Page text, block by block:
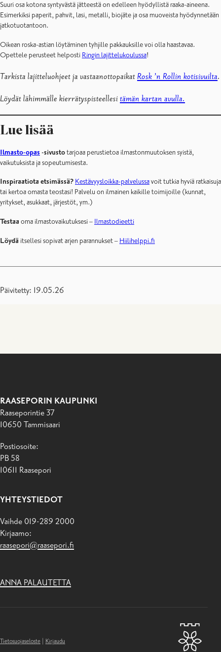
Suuri osa kotona syntyvästä jätteestä on edelleen hyödyllistä raaka-aineena.
Esimerkiksi paperit, pahvit, lasi, metalli, biojäte ja osa muoveista hyödynnetään
jatkotuotantoon.
Oikean roska-astian löytäminen tyhjille pakkauksille voi olla haastavaa.
Opettele perusteet helposti Ringin lajittelukoulussa!
Tarkista lajitteluohjeet ja vastaanottopaikat Rosk ’n Rollin kotisivuilta.
Löydät lähimmälle kierrätyspisteellesi tämän kartan avulla.
Lue lisää
Ilmasto-opas -sivustotarjoaa perustietoa ilmastonmuutoksen syistä,
vaikutuksista ja sopeutumisesta.
Inspiraatiota etsimässä? Kestävyysloikka-palvelussavoit tutkia hyviä ratkaisuja
tai kertoa omasta teostasi! Palvelu on ilmainen kaikille toimijoille (kunnat,
yritykset, asukkaat, järjestöt, ym.)
Testaa oma ilmastovaikutuksesi – Ilmastodieetti
Löydä itsellesi sopivat arjen parannukset – Hiilihelppi.fi
Päivitetty: 19.05.26
RAASEPORIN KAUPUNKI
Raaseporintie 37
10650 Tammisaari
Postiosoite:
PB 58
10611 Raasepori
YHTEYSTIEDOT
Vaihde 019-289 2000
Kirjaamo:
raasepori@raasepori.fi
ANNA PALAUTETTA
Tietosuojaseloste Kirjaudu